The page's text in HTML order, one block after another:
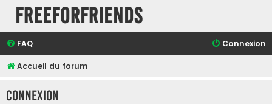
FreeForFriends
FAQ Connexion
Accueil du forum
Connexion